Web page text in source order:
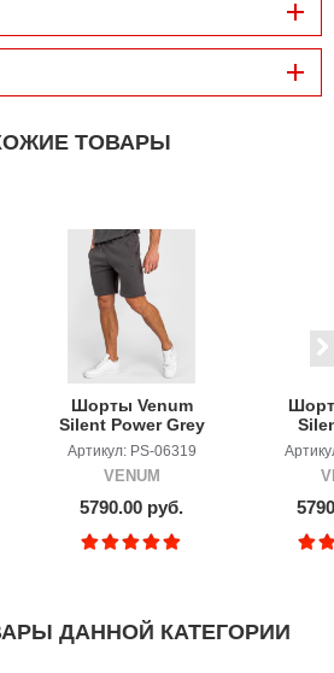
ТОВАРЫ
Шорты Venum
Silent Power Grey
Артикул: PS-06319
VENUM
5790.00 руб.
ДАННОЙ КАТЕГОРИИ